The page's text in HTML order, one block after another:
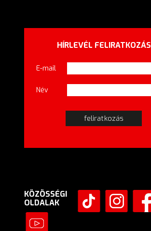
HÍRLEVÉL FELIRATKOZÁS
E-mail
Név
KÖZÖSSÉGI
OLDALAK